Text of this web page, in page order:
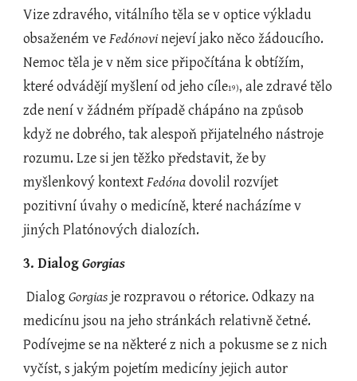
Vize zdravého, vitálního těla se v optice výkladu
obsaženém ve Fedónovi nejeví jako něco žádoucího.
Nemoc těla je v něm sice připočítána k obtížím,
které odvádějí myšlení od jeho cíle19), ale zdravé tělo
zde není v žádném případě chápáno na způsob
když ne dobrého, tak alespoň přijatelného nástroje
rozumu. Lze si jen těžko představit, že by
myšlenkový kontext Fedóna dovolil rozvíjet
pozitivní úvahy o medicíně, které nacházíme v
jiných Platónových dialozích.
3. Dialog Gorgias
Dialog Gorgias je rozpravou o rétorice. Odkazy na
medicínu jsou na jeho stránkách relativně četné.
Podívejme se na některé z nich a pokusme se z nich
vyčíst, s jakým pojetím medicíny jejich autor